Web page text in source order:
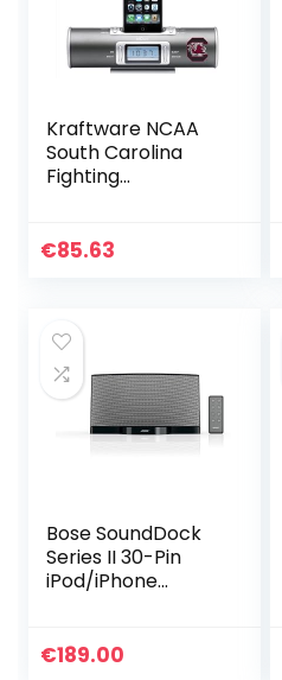
Kraftware NCAA
South Carolina
Fighting
Station/Uhr Radio
€85.63
Bose SoundDock
Series II 30-Pin
iPod/iPhone
€189.00